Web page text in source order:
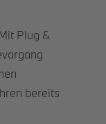
Plug &
bereits